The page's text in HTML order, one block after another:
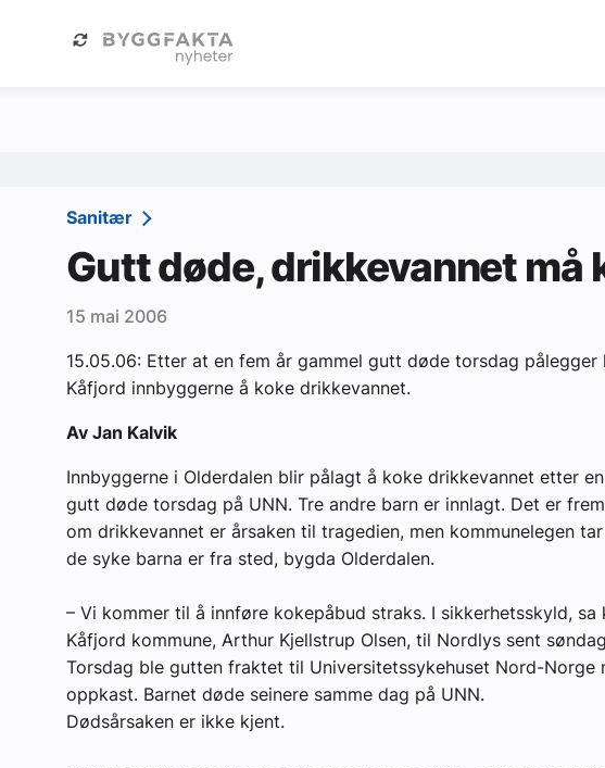
Om VVS Aktuelt eBlad
Byggfakta Nyheter
Aktuelt
Sanitær
Gutt døde, drikkevannet må
15 mai 2006
15.05.06: Etter at en fem år gammel gutt døde torsdag pålegger
Kåfjord innbyggerne å koke drikkevannet.
Av Jan Kalvik
Innbyggerne i Olderdalen blir pålagt å koke drikkevannet etter
gutt døde torsdag på UNN. Tre andre barn er innlagt. Det er
om drikkevannet er årsaken til tragedien, men kommunelegen
de syke barna er fra sted, bygda Olderdalen.
– Vi kommer til å innføre kokepåbud straks. I sikkerhetsskyld, sa
Kåfjord kommune, Arthur Kjellstrup Olsen, til Nordlys sent
Torsdag ble gutten fraktet til Universitetssykehuset Nord-Norge
oppkast. Barnet døde seinere samme dag på UNN.
Dødsårsaken er ikke kjent.